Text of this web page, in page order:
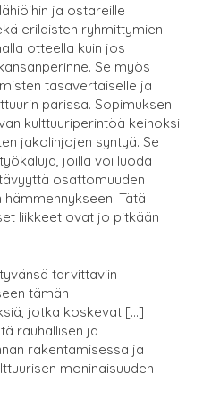
ja ostareille
erilaisten ryhmittymien
otteella kuin jos
Se myös
tasavertaiselle ja
parissa. Sopimuksen
kulttuuriperintöä keinoksi
jakolinjojen syntyä. Se
joilla voi luoda
osattomuuden
Tätä
liikkeet ovat jo pitkään
tarvittaviin
tämän
jotka koskevat […]
rauhallisen ja
rakentamisessa ja
moninaisuuden